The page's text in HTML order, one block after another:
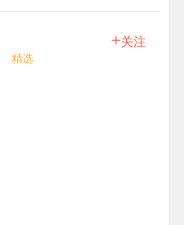
精选
+关注